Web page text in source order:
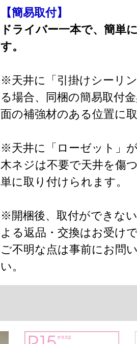
【簡易取付】
ドライバー一本で、簡単
す。
※天井に「引掛けシーリ
る場合、同梱の簡易取付
面の補強材のある位置に
※天井に「ローゼット」
木ネジは不要で天井を傷
単に取り付けられます。
※開梱後、取付ができな
よる返品・交換はお受け
ご不明な点は事前にお問
い。